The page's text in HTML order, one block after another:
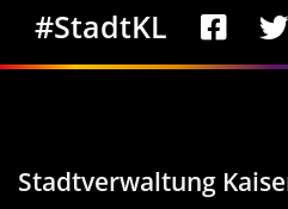
Social Media
#StadtKL
Stadtverwaltung